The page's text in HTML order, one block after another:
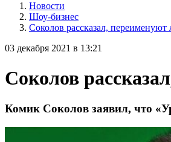
Новости
Шоу-бизнес
Соколов рассказал,
03 декабря 2021 в 13:21
Соколов
Комик Соколов заявил, что